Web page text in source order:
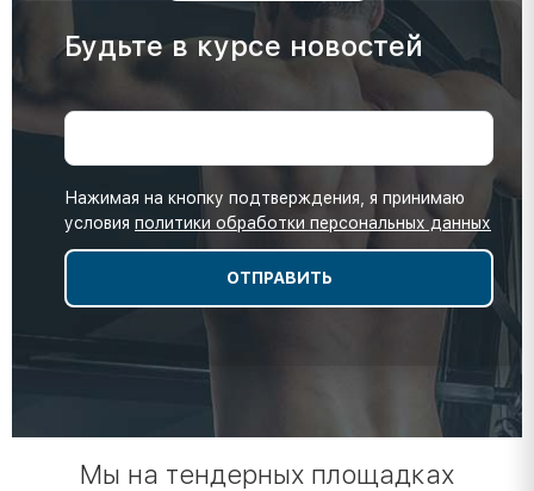
Будьте в курсе новостей
Нажимая на кнопку подтверждения, я принимаю
условия политики обработки персональных данных
Мы на тендерных площадках